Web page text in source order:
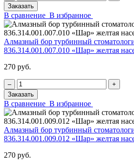
Заказать
В сравнение В избранное
Алмазный бор турбинный
836.314.001.007.010 «Шар» желтая
270 руб.
‒
+
Заказать
В сравнение В избранное
Алмазный бор турбинный
836.314.001.009.012 «Шар» желтая
270 руб.